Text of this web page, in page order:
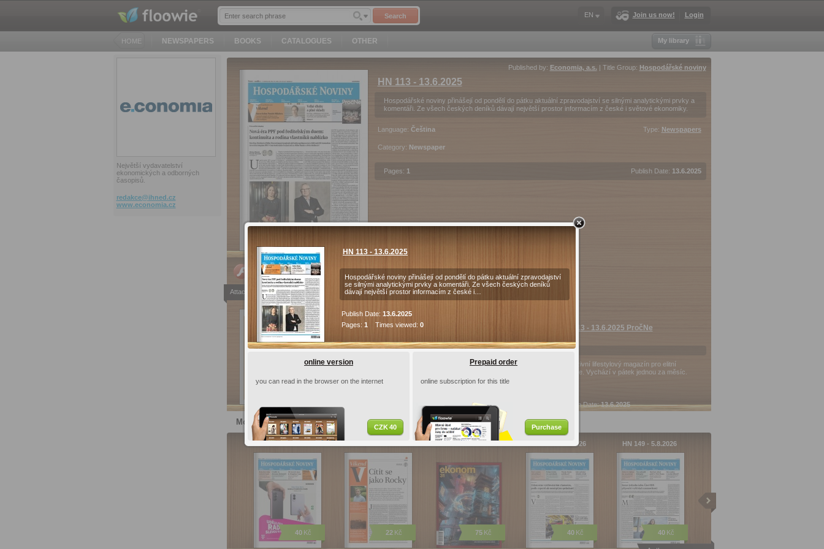
Search Join us now! Login
EN
HOME NEWSPAPERS BOOKS CATALOGUES OTHER My library
Největší vydavatelství
ekonomických a odborných
časopisů.
redakce@ihned.cz
www.economia.cz
PC, Mac Android
Published by: Economia, a.s. | Title Group: Hospodářské noviny
HN 113 - 13.6.2025
Hospodářské noviny přinášejí od pondělí do pátku aktuální zpravodajství se silnými analytickými prvky a
komentáři. Ze všech českých deníků dávají největší prostor informacím z české i světové ekonomiky.
Language: Čeština Type: Newspapers
Category: Newspaper
Pages: 1 Publish Date: 13.6.2025
Attachments
HN 113 - 13.6.2025 Víkend
pátek.
Publish Date:13.6.2025
HN 113 - 13.6.2025 PročNe
Exkluzivní lifestylový magazín pro elitní
čtenáře. Vychází v pátek jednou za měsíc.
Publish Date:13.6.2025
More publications
40 Kč 22 Kč 75 Kč
HN 150 - 6.8.2026
40 Kč
HN 149 - 5.8.2026
40 Kč
HN 113 - 13.6.2025
Hospodářské noviny přinášejí od pondělí do pátku aktuální zpravodajství
se silnými analytickými prvky a komentáři. Ze všech českých deníků
dávají největší prostor informacím z české i…
Publish Date: 13.6.2025
Pages: 1 Times viewed: 0
online version
you can read in the browser on the internet
CZK 40
Prepaid order
online subscription for this title
Purchase